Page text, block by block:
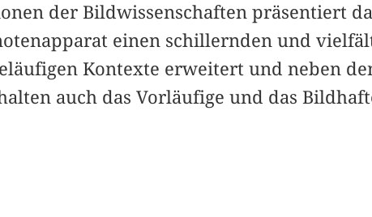
der Bildwissenschaften präsentiert
einen schillernden und
Kontexte erweitert und neben
auch das Vorläufige und das